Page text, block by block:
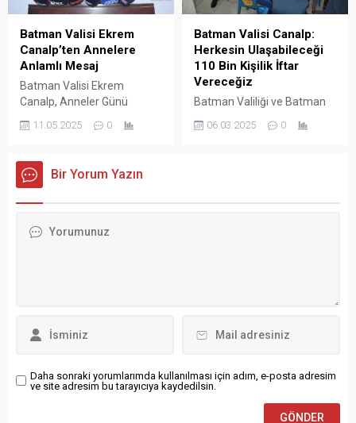
Batman Valisi Ekrem
Canalp’ten Annelere
Anlamlı Mesaj
Batman Valisi Ekrem
Canalp, Anneler Günü
mesajda, annelerin hem aile
yerine dikkat çekti. Vali
Canalp, annelerin sevgiyi,
olduğunu ifade etti.
11.05.2025 0
Batman Valisi Canalp:
Herkesin Ulaşabileceği
110 Bin Kişilik İftar
Vereceğiz
Batman Valiliği ve Batman
akşam kentin farklı
06.03.2025 0
Bir Yorum Yazın
Daha sonraki yorumlarımda kullanılması için adım, e-posta adresim
ve site adresim bu tarayıcıya kaydedilsin.